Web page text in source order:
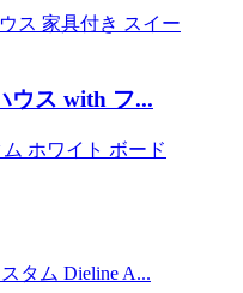
ウス with フ...